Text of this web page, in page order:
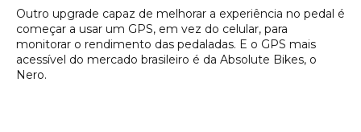
Outro upgrade capaz de melhorar a experiência no pedal é
começar a usar um GPS, em vez do celular, para
monitorar o rendimento das pedaladas. E o GPS mais
acessível do mercado brasileiro é da Absolute Bikes, o
Nero.